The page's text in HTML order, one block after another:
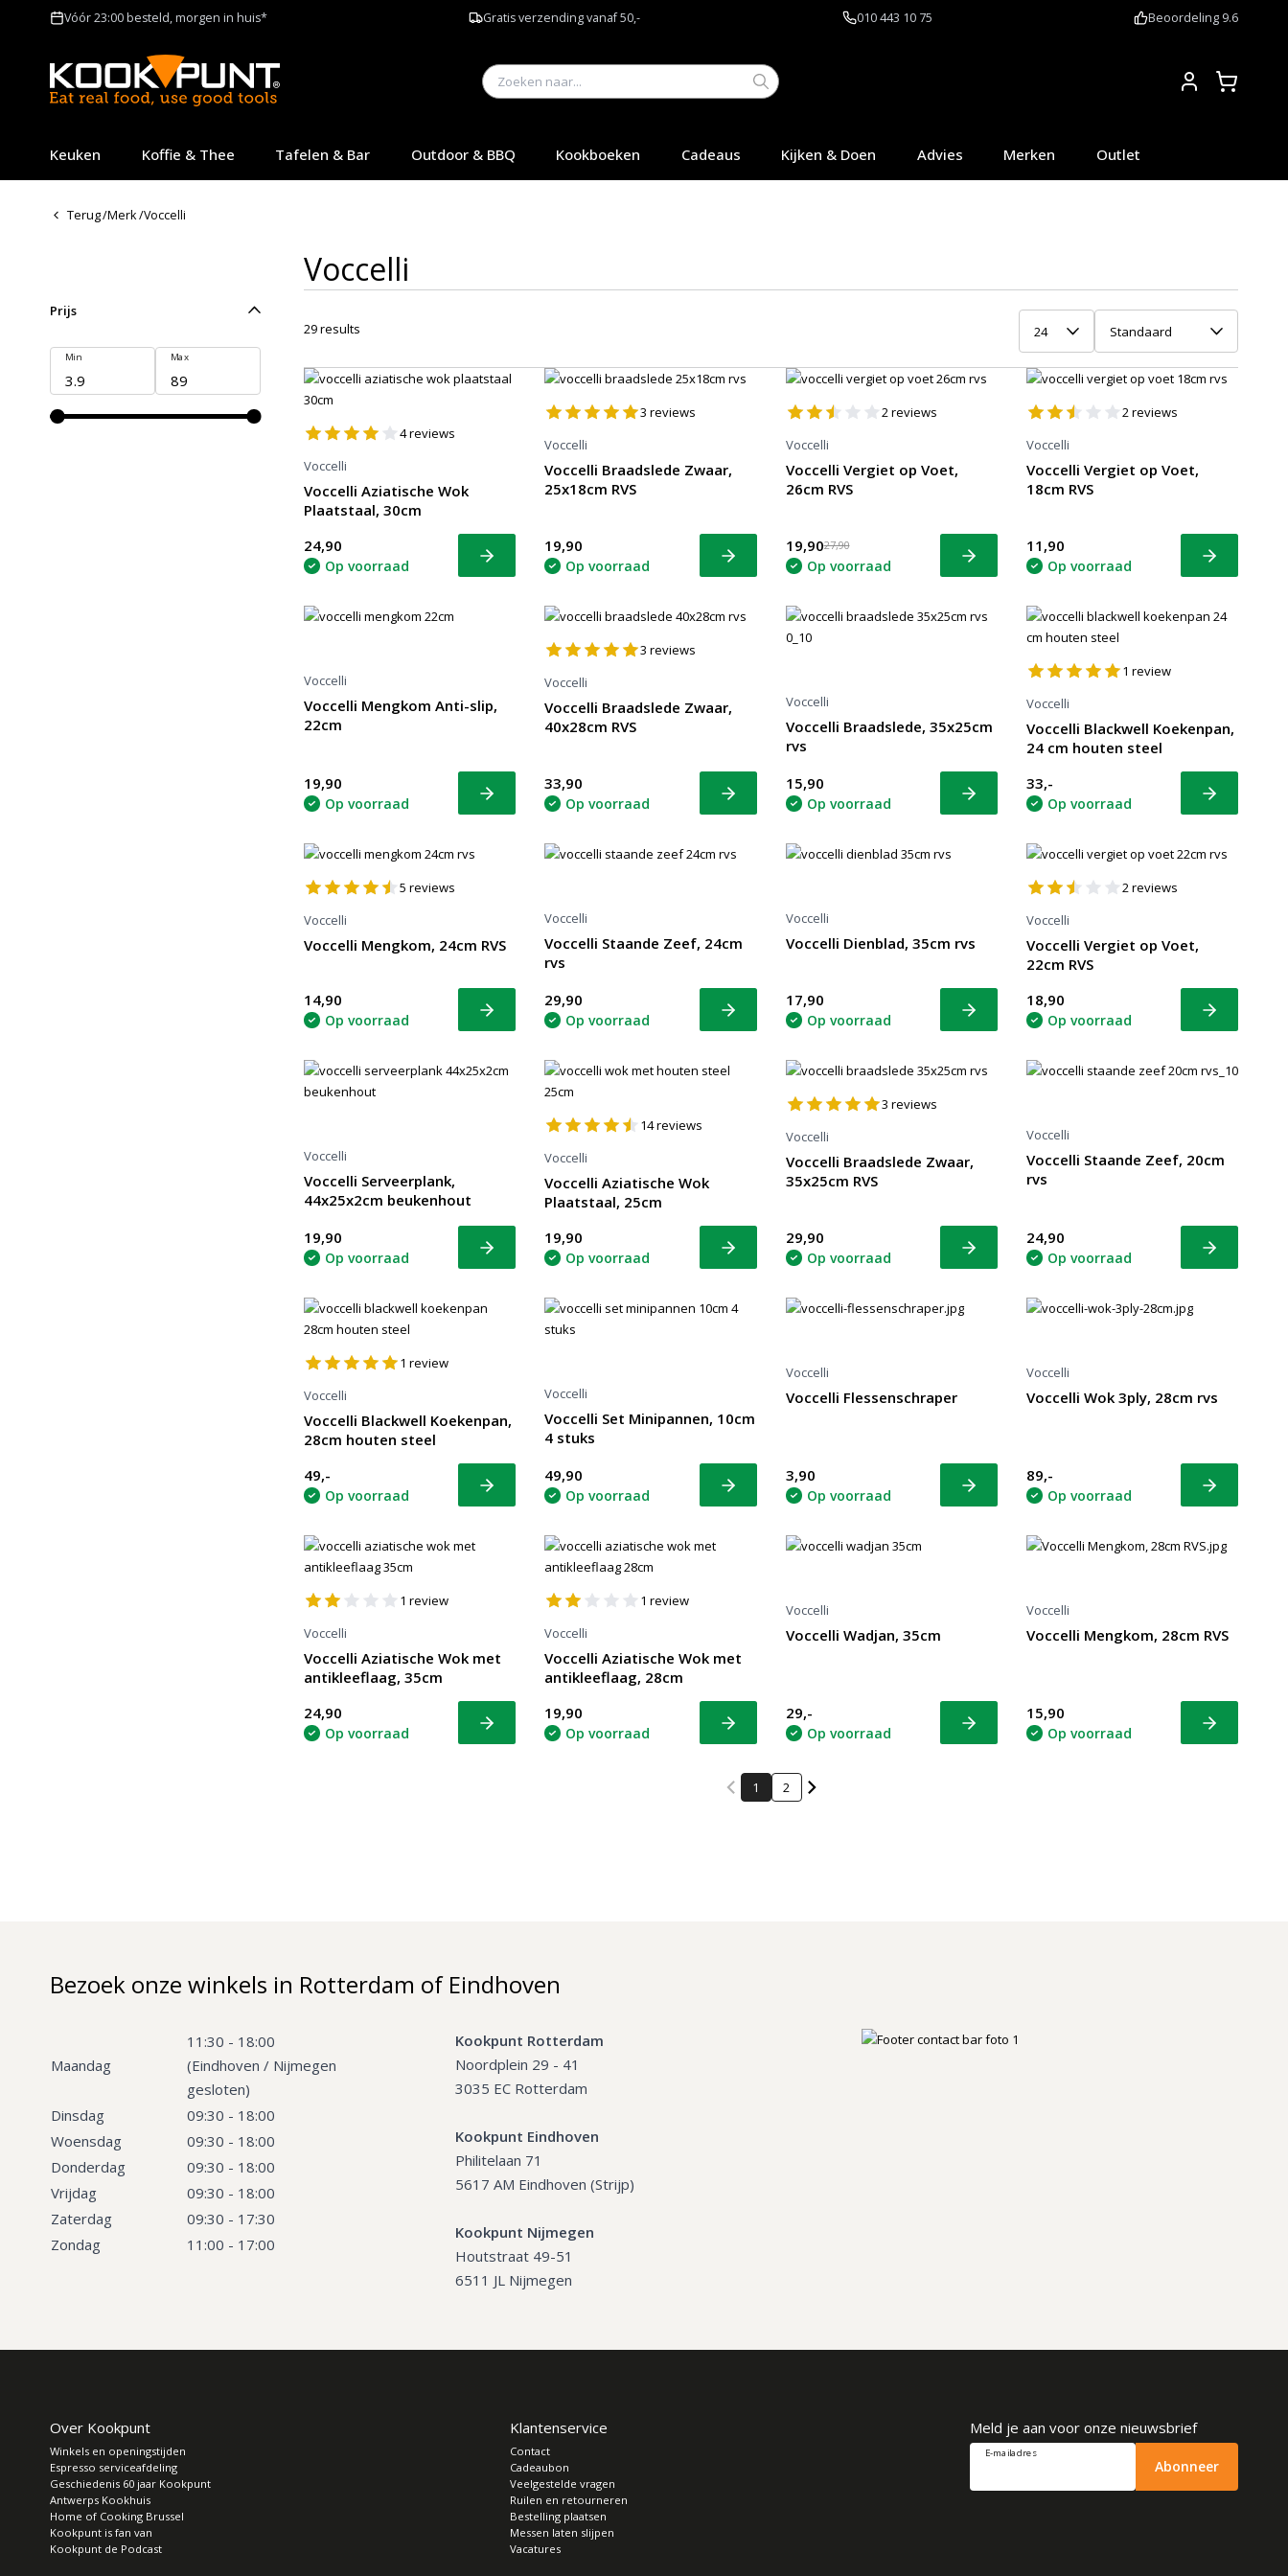
Vóór 23:00 besteld, morgen in huis* Gratis verzending vanaf 50,- 010 443 10 75 Beoordeling 9.6
Keuken Koffie & Thee Tafelen & Bar Outdoor & BBQ Kookboeken Cadeaus Kijken & Doen Advies Merken Outlet
Terug/Merk/Voccelli
Prijs
Min Max
Voccelli
24 Standaard
29results
4reviews
Voccelli
Voccelli Aziatische Wok
Plaatstaal, 30cm
24,90
Op voorraad Bekijk
3 reviews
Voccelli
Voccelli Braadslede Zwaar,
25x18cm RVS
19,90
Op voorraad Bekijk
2reviews
Voccelli
Voccelli Vergiet op Voet,
26cm RVS
19,9027,90
Op voorraad Bekijk
2reviews
Voccelli
Voccelli Vergiet op Voet,
18cm RVS
11,90
Op voorraad Bekijk
Voccelli
Voccelli Mengkom Anti-slip,
22cm
19,90
Op voorraad Bekijk
3 reviews
Voccelli
Voccelli Braadslede Zwaar,
40x28cm RVS
33,90
Op voorraad Bekijk
Voccelli
Voccelli Braadslede, 35x25cm
rvs
15,90
Op voorraad Bekijk
1 review
Voccelli
Voccelli Blackwell Koekenpan,
24 cm houten steel
33,-
Op voorraad Bekijk
5 reviews
Voccelli
Voccelli Mengkom, 24cm RVS
14,90
Op voorraad Bekijk
Voccelli
Voccelli Staande Zeef, 24cm
rvs
29,90
Op voorraad Bekijk
Voccelli
Voccelli Dienblad, 35cm rvs
17,90
Op voorraad Bekijk
2reviews
Voccelli
Voccelli Vergiet op Voet,
22cm RVS
18,90
Op voorraad Bekijk
Voccelli
Voccelli Serveerplank,
44x25x2cm beukenhout
19,90
Op voorraad Bekijk
14reviews
Voccelli
Voccelli Aziatische Wok
Plaatstaal, 25cm
19,90
Op voorraad Bekijk
3 reviews
Voccelli
Voccelli Braadslede Zwaar,
35x25cm RVS
29,90
Op voorraad Bekijk
Voccelli
Voccelli Staande Zeef, 20cm
rvs
24,90
Op voorraad Bekijk
1 review
Voccelli
Voccelli Blackwell Koekenpan,
28cm houten steel
49,-
Op voorraad Bekijk
Voccelli
Voccelli Set Minipannen, 10cm
4 stuks
49,90
Op voorraad Bekijk
Voccelli
Voccelli Flessenschraper
3,90
Op voorraad Bekijk
Voccelli
Voccelli Wok 3ply, 28cm rvs
89,-
Op voorraad Bekijk
1 review
Voccelli
Voccelli Aziatische Wok met
antikleeflaag, 35cm
24,90
Op voorraad Bekijk
1 review
Voccelli
Voccelli Aziatische Wok met
antikleeflaag, 28cm
19,90
Op voorraad Bekijk
Voccelli
Voccelli Wadjan, 35cm
29,-
Op voorraad Bekijk
Voccelli
Voccelli Mengkom, 28cm RVS
15,90
Op voorraad Bekijk
1 2
Bezoek onze winkels in Rotterdam of Eindhoven
Maandag
11:30 - 18:00
(Eindhoven / Nijmegen
gesloten)
Dinsdag
09:30 - 18:00
Woensdag
09:30 - 18:00
Donderdag
09:30 - 18:00
Vrijdag
09:30 - 18:00
Zaterdag
09:30 - 17:30
Zondag
11:00 - 17:00
Kookpunt Rotterdam
Noordplein 29 - 41
3035 EC Rotterdam
Kookpunt Eindhoven
Philitelaan 71
5617 AM Eindhoven (Strijp)
Kookpunt Nijmegen
Houtstraat 49-51
6511 JL Nijmegen
Over Kookpunt
Winkels en openingstijden
Espresso serviceafdeling
Geschiedenis 60 jaar Kookpunt
Antwerps Kookhuis
Home of Cooking Brussel
Kookpunt is fan van
Kookpunt de Podcast
Klantenservice
Contact
Cadeaubon
Veelgestelde vragen
Ruilen en retourneren
Bestelling plaatsen
Messen laten slijpen
Vacatures
Meld je aan voor onze nieuwsbrief
E-mailadres
Abonneer